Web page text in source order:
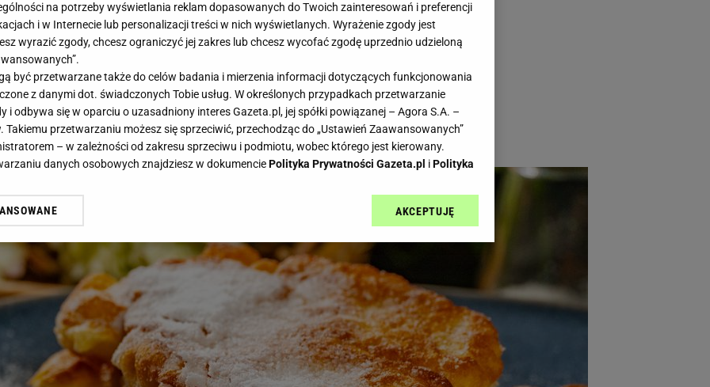
w kuchni polskiej i można je zrobić na wiele różnych sposobów.
na słodko, jak i w sposób wytrawny. Dziś pokażemy metodę na
placuszków. Wystarczy tylko butelka tego napoju, a całkowicie
na potrzeby wyświetlania reklam dopasowanych do Twoich zainteresowań i preferencji
i w Internecie lub personalizacji treści w nich wyświetlanych. Wyrażenie zgody jest
wyrazić zgody, chcesz ograniczyć jej zakres lub chcesz wycofać zgodę uprzednio udzieloną
być przetwarzane także do celów badania i mierzenia informacji dotyczących funkcjonowania
z danymi dot. świadczonych Tobie usług. W określonych przypadkach przetwarzanie
i odbywa się w oparciu o uzasadniony interes Gazeta.pl, jej spółki powiązanej – Agora S.A. –
Takiemu przetwarzaniu możesz się sprzeciwić, przechodząc do „Ustawień Zaawansowanych”
– w zależności od zakresu sprzeciwu i podmiotu, wobec którego jest kierowany.
danych osobowych znajdziesz w dokumenciePolityka Prywatności Gazeta.pl iPolityka
też zgodę na zainstalowanie i przechowywanie plików cookie Gazeta.pl sp. z o.o., jej
wywołując narzędzie do zarządzania twoimi preferencjami dot. przetwarzania danych poprzez
” w stopce serwisu i przechodząc do „Ustawień Zaawansowanych”. Zmiana ustawień
także za pomocą ustawień przeglądarki.
i Agora S.A. możemy przetwarzać dane osobowe w następujących celach:
geolokalizacyjnych. Aktywne skanowanie charakterystyki urządzenia do celów identyfikacji.
na urządzeniu lub dostęp do nich. Spersonalizowane reklamy i treści, pomiar reklam i treści,
usług.Lista Zaufanych Partnerów
AKCEPTUJĘ